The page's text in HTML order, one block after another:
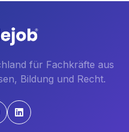
für Fachkräfte aus
Bildung und Recht.